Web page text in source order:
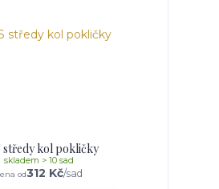
středy kol pokličky
od312 Kč/sad
skladem > 10 sad